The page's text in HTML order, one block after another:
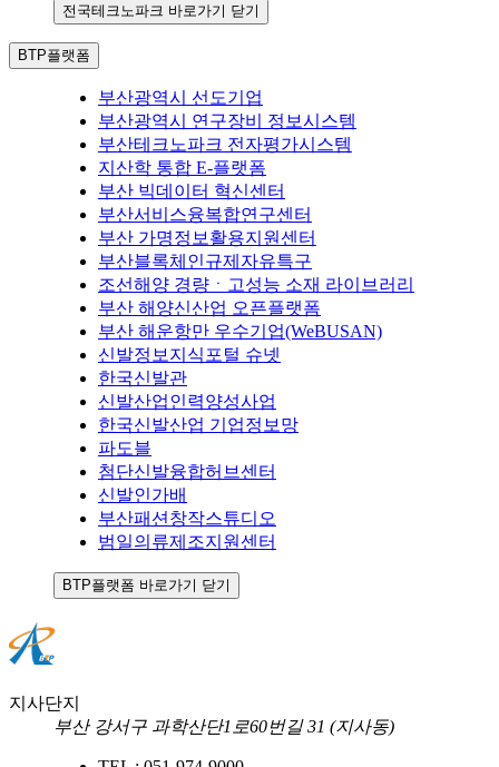
전국테크노파크 바로가기 닫기
BTP플랫폼
부산광역시 선도기업
부산광역시 연구장비 정보시스템
부산테크노파크 전자평가시스템
지산학 통합 E-플랫폼
부산 빅데이터 혁신센터
부산서비스융복합연구센터
부산 가명정보활용지원센터
부산블록체인규제자유특구
조선해양 경량ㆍ고성능 소재 라이브러리
부산 해양신산업 오픈플랫폼
부산 해운항만 우수기업(WeBUSAN)
신발정보지식포털 슈넷
한국신발관
신발산업인력양성사업
한국신발산업 기업정보망
파도블
첨단신발융합허브센터
신발인가배
부산패션창작스튜디오
범일의류제조지원센터
BTP플랫폼 바로가기 닫기
지사단지
부산 강서구 과학산단1로60번길 31 (지사동)